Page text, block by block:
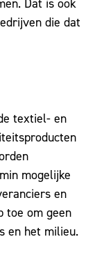
die dat
textiel- en
mogelijke
en
toe om geen
en het milieu.